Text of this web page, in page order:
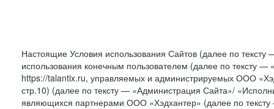
Настоящие Условия использования Сайтов (далее по
использования конечным пользователем (далее по тексту
https://talantix.ru, управляемых и администрируемых ООО
стр.10) (далее по тексту — «Администрация Сайта»/
являющихся партнерами ООО «Хэдхантер» (далее по